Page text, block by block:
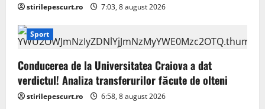
stirilepescurt.ro 7:03, 8 august 2026
Sport
Conducerea de la Universitatea Craiova a dat
verdictul! Analiza transferurilor făcute de olteni
stirilepescurt.ro 6:58, 8 august 2026